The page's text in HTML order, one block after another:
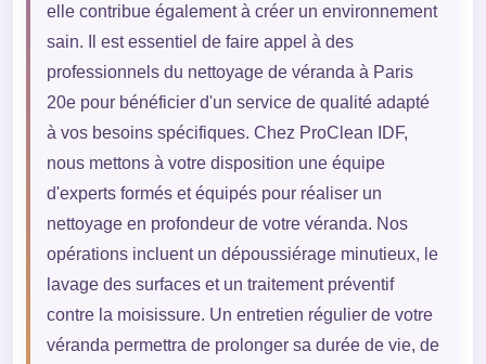
elle contribue également à créer un environnement
sain. Il est essentiel de faire appel à des
professionnels du nettoyage de véranda à Paris
20e pour bénéficier d'un service de qualité adapté
à vos besoins spécifiques. Chez ProClean IDF,
nous mettons à votre disposition une équipe
d'experts formés et équipés pour réaliser un
nettoyage en profondeur de votre véranda. Nos
opérations incluent un dépoussiérage minutieux, le
lavage des surfaces et un traitement préventif
contre la moisissure. Un entretien régulier de votre
véranda permettra de prolonger sa durée de vie, de